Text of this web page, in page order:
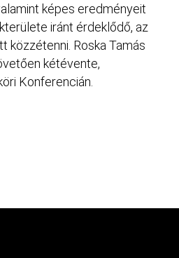
képes eredményeit
iránt érdeklődő, az
közzétenni. Roska Tamás
kétévente,
Konferencián.